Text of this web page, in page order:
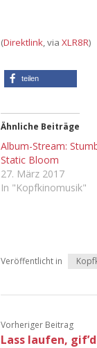
(Direktlink , via XLR8R)
teilen
Ähnliche Beiträge
Album-Stream:
Static Bloom
27. März 2017
In "Kopfkinomusik"
Veröffentlicht in
Vorheriger Beitrag
Lass laufen, gif’d